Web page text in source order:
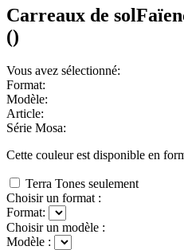
Carreaux de sol
()
Vous avez sélectionné:
Format:
Modèle:
Article:
Série Mosa:
Cette couleur est disponible en
Terra Tones seulement
Choisir un format :
Format:
Choisir un modèle :
Modèle :